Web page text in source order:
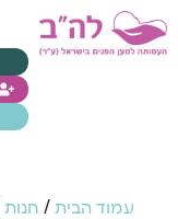
עמוד הבית / חנות